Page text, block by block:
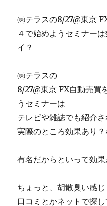
㈱テラスの8/27@東京
４で始めようセミナー
イ？
㈱テラスの
8/27@東京 FX自動売買
うセミナーは
テレビや雑誌でも紹介
実際のところ効果あり？
有名だからといって効果
ちょっと、胡散臭い感
口コミとかネットで探し